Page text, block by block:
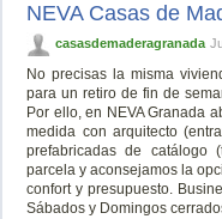
NEVA Casas de
casasdemaderagranada
No precisas la misma
para un retiro de fin de
Por ello, en NEVA Granada
medida con arquitecto
prefabricadas de catálogo
parcela y aconsejamos la
confort y presupuesto.
Sábados y Domingos